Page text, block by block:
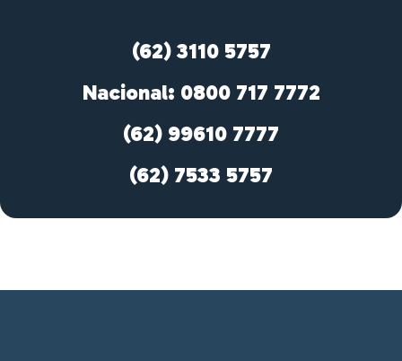
(62) 3110 5757
Nacional: 0800 717 7772
(62) 99610 7777
(62) 7533 5757